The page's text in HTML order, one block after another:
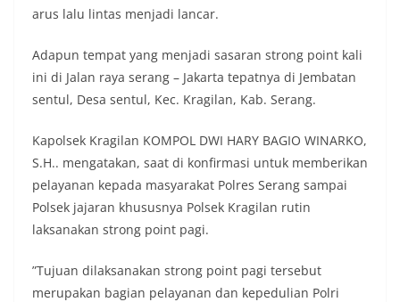
arus lalu lintas menjadi lancar.
Adapun tempat yang menjadi sasaran strong point kali
ini di Jalan raya serang – Jakarta tepatnya di Jembatan
sentul, Desa sentul, Kec. Kragilan, Kab. Serang.
Kapolsek Kragilan KOMPOL DWI HARY BAGIO WINARKO,
S.H.. mengatakan, saat di konfirmasi untuk memberikan
pelayanan kepada masyarakat Polres Serang sampai
Polsek jajaran khususnya Polsek Kragilan rutin
laksanakan strong point pagi.
”Tujuan dilaksanakan strong point pagi tersebut
merupakan bagian pelayanan dan kepedulian Polri